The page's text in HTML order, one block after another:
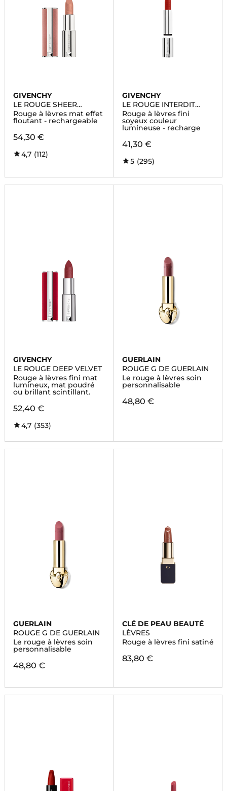
GIVENCHY
LE ROUGE SHEER
VELVET
Rouge à lèvres mat effet
floutant - rechargeable
54,30 €
4,7 (112)
GIVENCHY
LE ROUGE INTERDIT
INTENSE SILK
Rouge à lèvres fini
soyeux couleur
lumineuse - recharge
41,30 €
5 (295)
GIVENCHY
LE ROUGE DEEP VELVET
Rouge à lèvres fini mat
lumineux, mat poudré
ou brillant scintillant.
52,40 €
4,7 (353)
GUERLAIN
ROUGE G DE GUERLAIN
Le rouge à lèvres soin
personnalisable
48,80 €
GUERLAIN
ROUGE G DE GUERLAIN
Le rouge à lèvres soin
personnalisable
48,80 €
CLÉ DE PEAU BEAUTÉ
LÈVRES
Rouge à lèvres fini satiné
83,80 €